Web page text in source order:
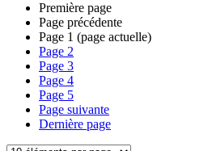
Première page
Page précédente
Page 1 (page actuelle)
Page 2
Page 3
Page 4
Page 5
Page suivante
Dernière page